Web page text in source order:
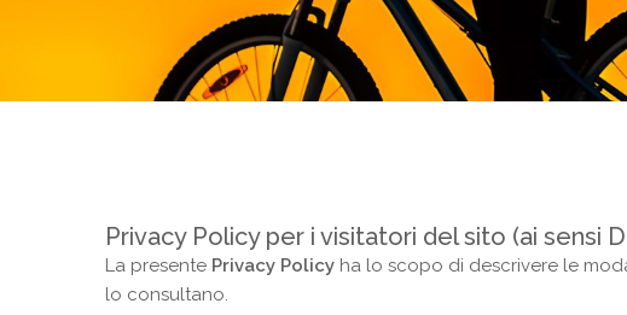
Privacy Policy per i visitatori del sito (ai sensi
La presente Privacy Policy ha lo scopo di descrivere le
lo consultano.